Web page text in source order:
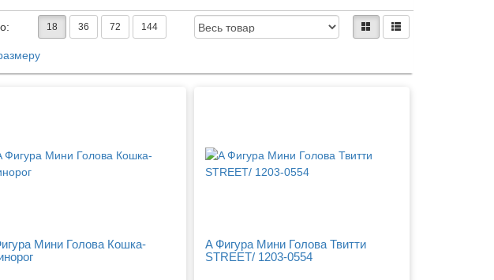
18 36 72 144
Доступность: Вид:плиткамирядами
Мини Голова Кошка-
A Фигура Мини Голова Твитти
STREET/ 1203-0554